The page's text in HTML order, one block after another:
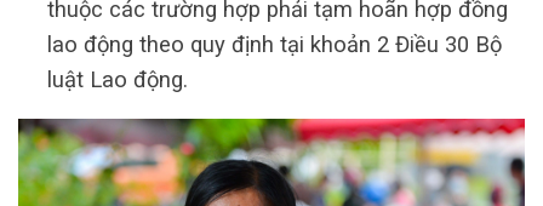
thuộc các trường hợp phải tạm hoãn hợp đồng
lao động theo quy định tại khoản 2 Điều 30 Bộ
luật Lao động.